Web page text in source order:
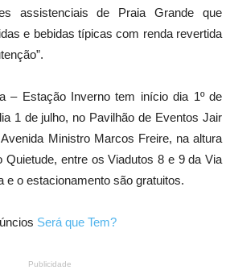
assistenciais de Praia Grande que
e bebidas típicas com renda revertida
– Estação Inverno tem início dia 1º de
1 de julho, no Pavilhão de Eventos Jair
Ministro Marcos Freire, na altura
Quietude, entre os Viadutos 8 e 9 da Via
e o estacionamento são gratuitos.
Será que Tem?
Publicidade